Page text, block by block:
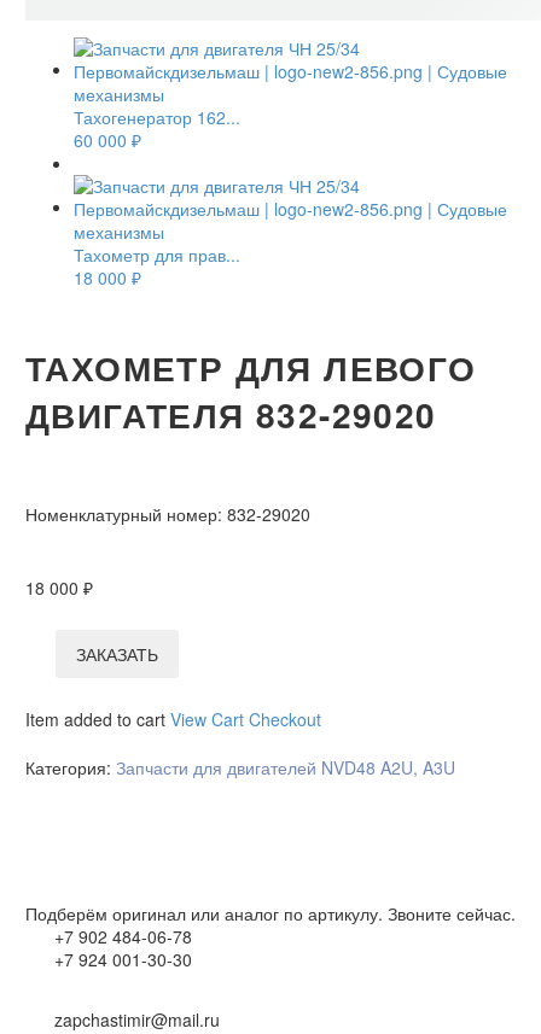
Тахогенератор 162...
60 000 ₽
Тахометр для прав...
18 000 ₽
ТАХОМЕТР ДЛЯ ЛЕВОГО
ДВИГАТЕЛЯ 832-29020
Номенклатурный номер: 832-29020
18 000 ₽
ЗАКАЗАТЬ
Item added to cart View Cart Checkout
Категория: Запчасти для двигателей NVD48 A2U, A3U
Подберём оригинал или аналог по артикулу. Звоните сейчас.
+7 902 484-06-78
+7 924 001-30-30
zapchastimir@mail.ru